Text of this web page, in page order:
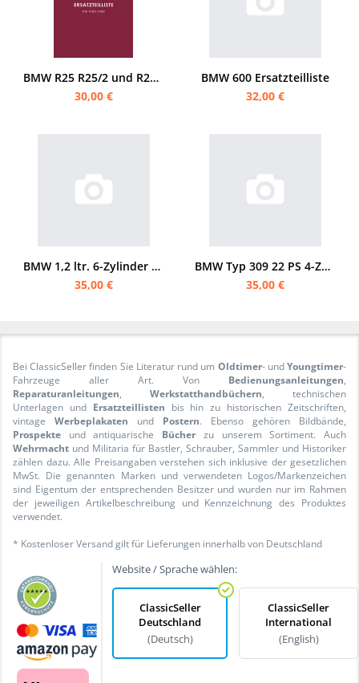
BMW R25 R25/2 und R25/3 Ersatzteilliste
30,00 €
BMW 600 Ersatzteilliste
32,00 €
BMW 1,2 ltr. 6-Zylinder 30 PS Ersatzteilliste
35,00 €
BMW Typ 309 22 PS 4-Zylinder Ersatzteilliste
35,00 €
Bei ClassicSeller finden Sie Literatur rund um Oldtimer- undYoungtimer-
Fahrzeuge aller Art. Von Bedienungsanleitungen,
Reparaturanleitungen, Werkstatthandbüchern, technischen
Unterlagen und Ersatzteillisten bis hin zu historischen Zeitschriften,
vintage Werbeplakaten und Postern. Ebenso gehören Bildbände,
Prospekte und antiquarische Bücher zu unserem Sortiment. Auch
Wehrmacht und Militaria für Bastler, Schrauber, Sammler und Historiker
zählen dazu. Alle Preisangaben verstehen sich inklusive der gesetzlichen
MwSt. Die genannten Marken und verwendeten Logos/Markenzeichen
sind Eigentum der entsprechenden Besitzer und wurden nur im Rahmen
der jeweiligen Artikelbeschreibung und Kennzeichnung des Produktes
verwendet.
* Kostenloser Versand gilt für Lieferungen innerhalb von Deutschland
Website / Sprache wählen:
ClassicSeller
Deutschland
(Deutsch)
ClassicSeller
International
(English)